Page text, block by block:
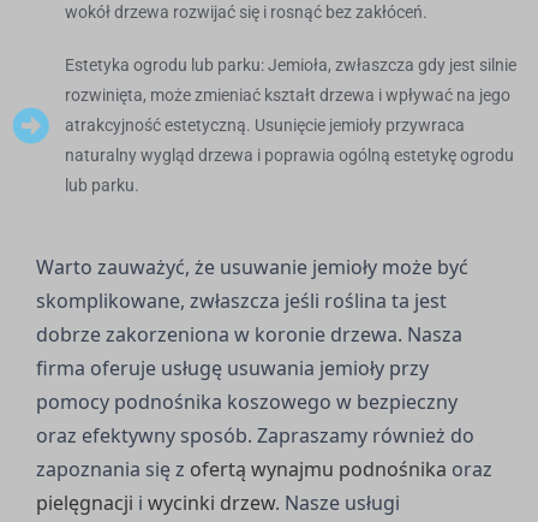
wokół drzewa rozwijać się i rosnąć bez zakłóceń.
Estetyka ogrodu lub parku: Jemioła, zwłaszcza gdy jest silnie
rozwinięta, może zmieniać kształt drzewa i wpływać na jego
atrakcyjność estetyczną. Usunięcie jemioły przywraca
naturalny wygląd drzewa i poprawia ogólną estetykę ogrodu
lub parku.
Warto zauważyć, że usuwanie jemioły może być
skomplikowane, zwłaszcza jeśli roślina ta jest
dobrze zakorzeniona w koronie drzewa. Nasza
firma oferuje usługę usuwania jemioły przy
pomocy podnośnika koszowego w bezpieczny
oraz efektywny sposób. Zapraszamy również do
zapoznania się z ofertą wynajmu podnośnika oraz
pielęgnacji i wycinki drzew. Nasze usługi